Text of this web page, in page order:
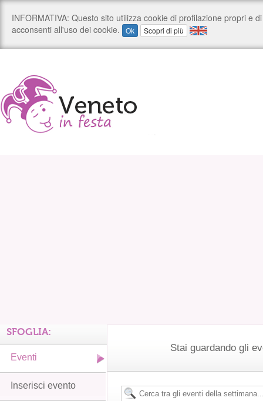
Stai guardando gli
SFOGLIA:
Eventi
Inserisci evento